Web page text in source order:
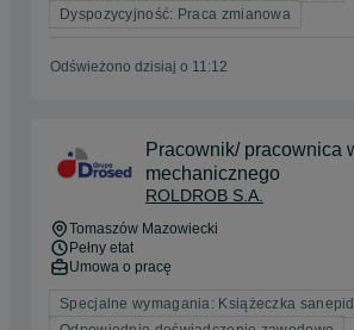
Dyspozycyjność: Praca zmianowa
Odświeżono dzisiaj o 11:12
Pracownik/ pracownica
mechanicznego
ROLDROB S.A.
Tomaszów Mazowiecki
Pełny etat
Umowa o pracę
Specjalne wymagania: Książeczka